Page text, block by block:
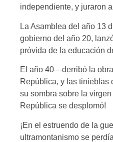
independiente, y juraron
La Asamblea del año 13
gobierno del año 20,
próvida de la educación
El año 40—derribó la
República, y las tinieblas
su sombra sobre la
República se desplomó!
¡En el estruendo de la
ultramontanismo se